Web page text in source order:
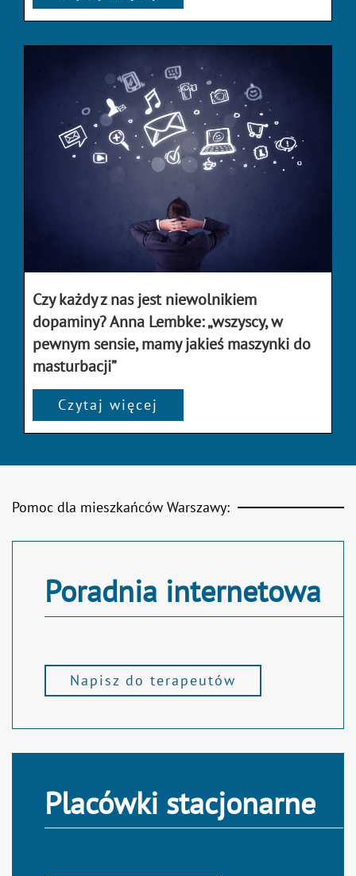
Czy każdy z nas jest niewolnikiem
dopaminy? Anna Lembke: „wszyscy, w
pewnym sensie, mamy jakieś maszynki do
masturbacji”
Czytaj więcej
Pomoc dla mieszkańców Warszawy:
Poradnia internetowa
Napisz do terapeutów
Placówki stacjonarne